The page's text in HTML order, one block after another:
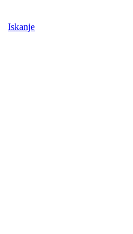
Iskanje